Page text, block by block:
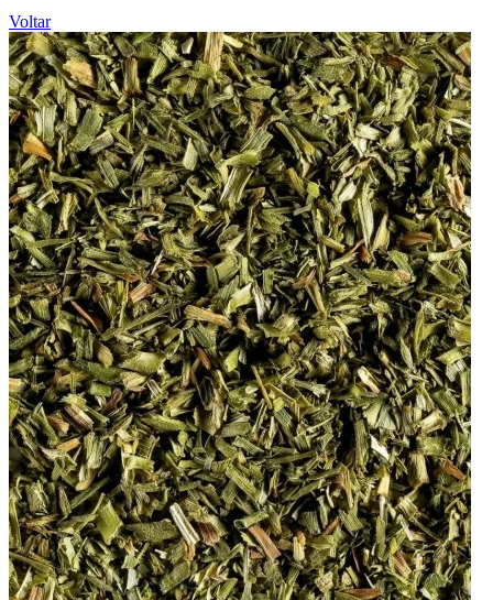
Voltar